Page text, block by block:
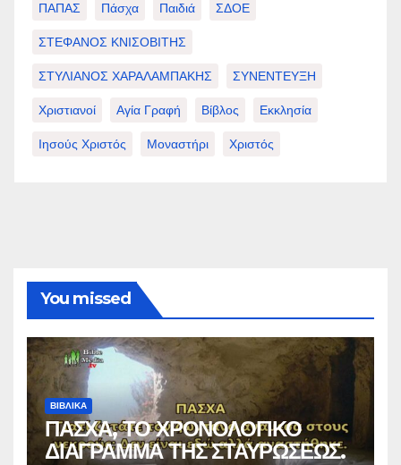
ΠΑΠΑΣ Πάσχα Παιδιά ΣΔΟΕ
ΣΤΕΦΑΝΟΣ ΚΝΙΣΟΒΙΤΗΣ
ΣΤΥΛΙΑΝΟΣ ΧΑΡΑΛΑΜΠΑΚΗΣ ΣΥΝΕΝΤΕΥΞΗ
Χριστιανοί Αγία Γραφή Βίβλος Εκκλησία
Ιησούς Χριστός Μοναστήρι Χριστός
You missed
ΒΙΒΛΙΚΑ
ΠΑΣΧΑ, ΤΟ ΧΡΟΝΟΛΟΓΙΚΟ
ΔΙΑΓΡΑΜΜΑ ΤΗΣ ΣΤΑΥΡΩΣΕΩΣ.